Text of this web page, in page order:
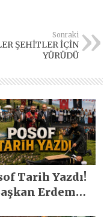
Sonraki
ŞEHİTLER İÇİN
YÜRÜDÜ
Tarih Yazdı!
Erdem